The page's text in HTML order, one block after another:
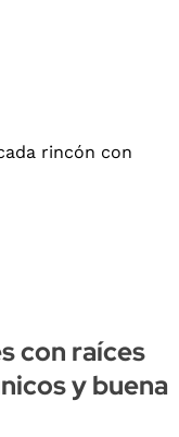
con raíces
y buena